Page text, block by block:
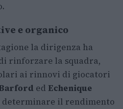
e organico
la dirigenza ha
rinforzare la squadra,
ai rinnovi di giocatori
ed Echenique
determinare il rendimento